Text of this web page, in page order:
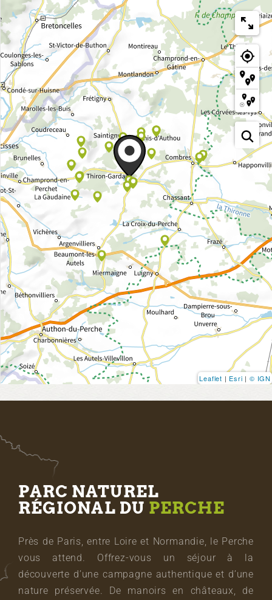
Leaflet | Esri | © IGN
PARC NATUREL
RÉGIONAL DU PERCHE
Près de Paris, entre Loire et Normandie, le Perche
vous attend. Offrez-vous un séjour à la
découverte d’une campagne authentique et d’une
nature préservée. De manoirs en châteaux, de